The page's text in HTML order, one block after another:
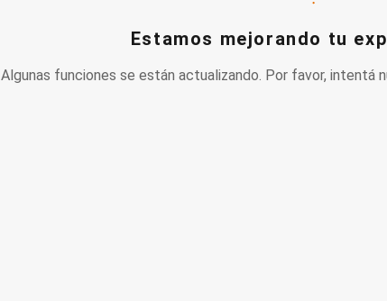
Estamos mejorando tu
Algunas funciones se están actualizando. Por favor, intentá